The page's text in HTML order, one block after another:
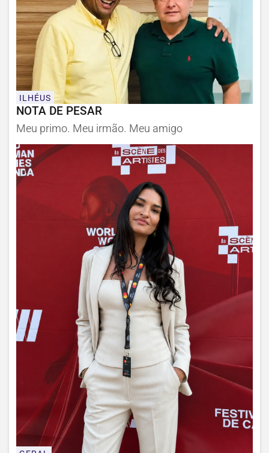
ILHÉUS
NOTA DE PESAR
Meu primo. Meu irmão. Meu amigo